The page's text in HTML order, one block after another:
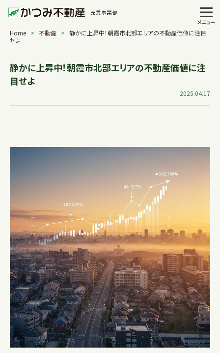
メニュー
Home > 不動産 > 静かに上昇中！朝霞市北部エリアの不動産価値に注目
せよ
静かに上昇中！朝霞市北部エリアの不動産価値に注
目せよ
2025.04.17